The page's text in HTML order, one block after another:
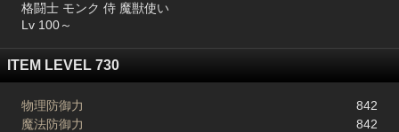
格闘士 モンク 侍 魔獣使い
Lv 100～
ITEM LEVEL 730
物理防御力
842
魔法防御力
842